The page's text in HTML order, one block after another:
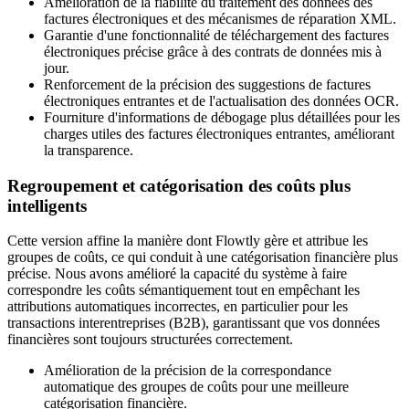
factures électroniques et des mécanismes de réparation XML.
Garantie d'une fonctionnalité de téléchargement des factures
électroniques précise grâce à des contrats de données mis à
jour.
Renforcement de la précision des suggestions de factures
électroniques entrantes et de l'actualisation des données OCR.
Fourniture d'informations de débogage plus détaillées pour les
charges utiles des factures électroniques entrantes, améliorant
la transparence.
Regroupement et catégorisation des coûts plus
intelligents
Cette version affine la manière dont Flowtly gère et attribue les
groupes de coûts, ce qui conduit à une catégorisation financière plus
précise. Nous avons amélioré la capacité du système à faire
correspondre les coûts sémantiquement tout en empêchant les
attributions automatiques incorrectes, en particulier pour les
transactions interentreprises (B2B), garantissant que vos données
financières sont toujours structurées correctement.
Amélioration de la précision de la correspondance
automatique des groupes de coûts pour une meilleure
catégorisation financière.